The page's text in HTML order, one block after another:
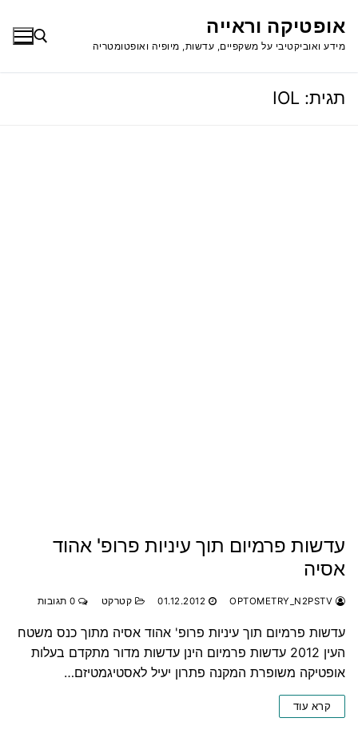
לתוכןאופטיקה וראייה
מידע ואוביקטיבי על משקפיים, עדשות, מיופיה ואופטומטריה
תגית: IOL
עדשות פרמיום תוך עיניות פרופ' אהוד
אסיה
01.12.2012 קטרקט
עדשות פרמיום תוך עיניות פרופ' אהוד אסיה מתוך כנס משטח
העין 2012 עדשות פרמיום הינן עדשות מדור מתקדם בעלות
אופטיקה משופרת המקנה פתרון יעיל לאסטיגמטיזם…
קרא עוד